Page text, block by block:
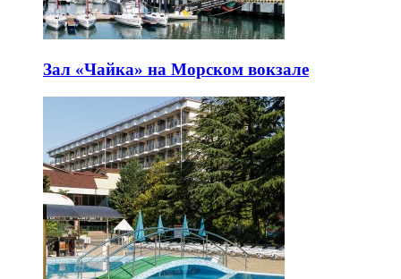
Зал «Чайка» на Морском вокзале